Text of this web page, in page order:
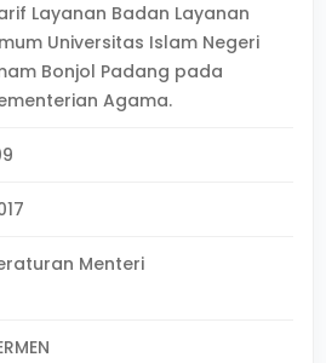
Layanan Badan Layanan
Universitas Islam Negeri
Bonjol Padang pada
Agama.
Menteri